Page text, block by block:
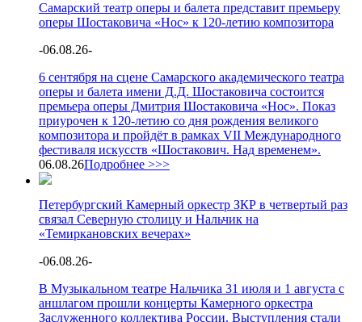
Самарский театр оперы и балета представит премьеру
оперы Шостаковича «Нос» к 120-летию композитора
-06.08.26-
6 сентября на сцене Самарского академического театра
оперы и балета имени Д.Д. Шостаковича состоится
премьера оперы Дмитрия Шостаковича «Нос». Показ
приурочен к 120-летию со дня рождения великого
композитора и пройдёт в рамках VII Международного
фестиваля искусств «Шостакович. Над временем».
06.08.26Подробнее >>>
Петербургский Камерный оркестр ЗКР в четвертый раз
связал Северную столицу и Нальчик на
«Темиркановских вечерах»
-06.08.26-
В Музыкальном театре Нальчика 31 июля и 1 августа с
аншлагом прошли концерты Камерного оркестра
Заслуженного коллектива России. Выступления стали